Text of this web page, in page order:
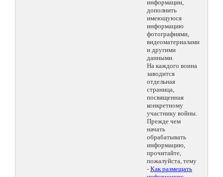
информации,
дополнить
имеющуюся
информацию
фотографиями,
видеоматериалами
и другими
данными.
На каждого воина
заводится
отдельная
страница,
посвященная
конкретному
участнику войны.
Прежде чем
начать
обрабатывать
информацию,
прочитайте,
пожалуйста, тему
- Как размещать